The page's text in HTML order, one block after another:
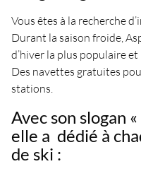
Vous êtes à la recherche
Durant la saison froide,
d’hiver la plus populaire
Des navettes gratuites
stations.
Avec son slogan
elle a dédié à
de ski :